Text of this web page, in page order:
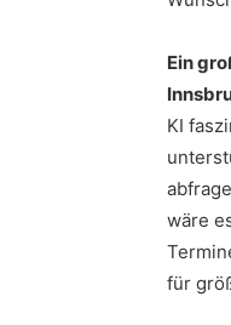
Ein
KI
wäre
für